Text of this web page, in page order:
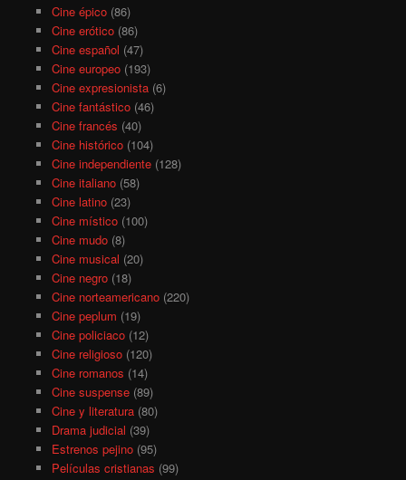
Cine épico(86)
Cine erótico(86)
Cine español (47)
Cine europeo(193)
Cine expresionista(6)
Cine fantástico(46)
Cine francés (40)
Cine histórico(104)
Cine independiente(128)
Cine italiano(58)
Cine latino(23)
Cine místico(100)
Cine mudo(8)
Cine musical (20)
Cine negro(18)
Cine norteamericano(220)
Cine peplum (19)
Cine policiaco(12)
Cine religioso(120)
Cine romanos (14)
Cine suspense(89)
Cine y literatura(80)
Drama judicial (39)
Estrenos pejino(95)
Películas cristianas (99)